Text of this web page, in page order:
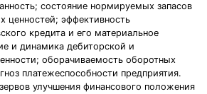
состояние нормируемых запасов
ценностей; эффективность
кредита и его материальное
и динамика дебиторской и
оборачиваемость оборотных
платежеспособности предприятия.
улучшения финансового положения